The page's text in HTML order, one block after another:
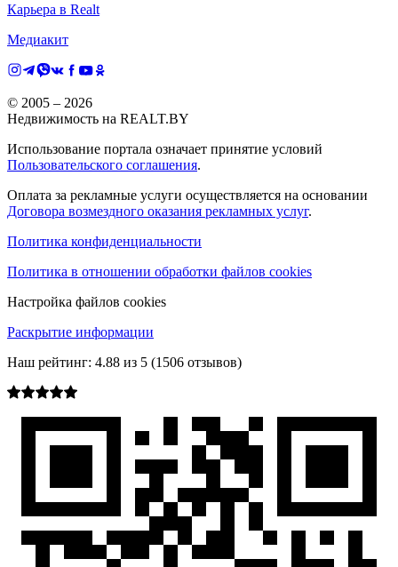
Карьера в Realt
Медиакит
© 2005 – 2026
Недвижимость на REALT.BY
Использование портала означает принятие условий
Пользовательского соглашения.
Оплата за рекламные услуги осуществляется на основании
Договора возмездного оказания рекламных услуг.
Политика конфиденциальности
Политика в отношении обработки файлов cookies
Настройка файлов cookies
Раскрытие информации
Наш рейтинг: 4.88 из 5 (1506 отзывов)